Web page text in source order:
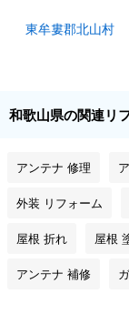
東牟婁郡北山村
和歌山県の関連リ
アンテナ 修理
外装 リフォーム
屋根 折れ 屋根
アンテナ 補修